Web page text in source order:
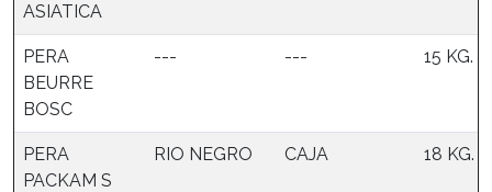
ASIATICA
PERA
BEURRE
BOSC
--- --- 15 KG.
PERA
PACKAM S
RIO NEGRO CAJA 18 KG.